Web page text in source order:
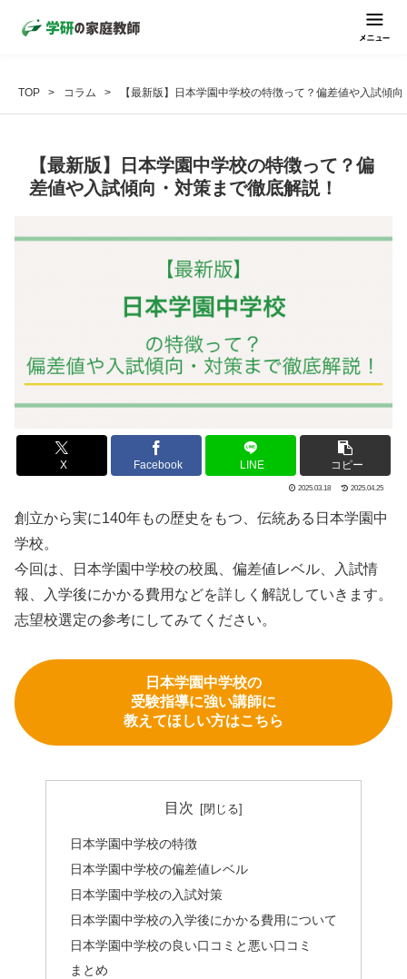
TOP コラム 【最新版】日本学園中学校の特徴って？偏差値や入試傾
【最新版】日本学園中学校の特徴って？偏
差値や入試傾向・対策まで徹底解説！
X Facebook LINE コピー
2025.03.18 2025.04.25
創立から実に140年もの歴史をもつ、伝統ある日本学園中
学校。
今回は、日本学園中学校の校風、偏差値レベル、入試情
報、入学後にかかる費用などを詳しく解説していきます。
志望校選定の参考にしてみてください。
日本学園中学校の
受験指導に強い講師に
教えてほしい方はこちら
目次
日本学園中学校の特徴
日本学園中学校の偏差値レベル
日本学園中学校の入試対策
日本学園中学校の入学後にかかる費用について
日本学園中学校の良い口コミと悪い口コミ
まとめ